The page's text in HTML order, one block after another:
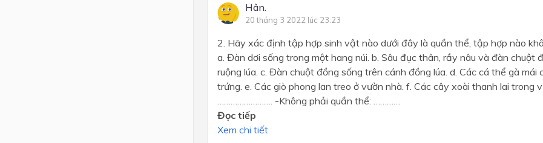
Hân.
20 tháng 3 2022 lúc 23:23
2. Hãy xác định tập hợp sinh vật nào dưới đây là quần thể, tập hợp nào
a. Đàn dơi sống trong một hang núi. b. Sâu đục thân, rầy nâu và đàn chuột
ruộng lúa. c. Đàn chuột đồng sống trên cánh đồng lúa. d. Các cá thể gà mái
trứng. e. Các giò phong lan treo ở vườn nhà. f. Các cây xoài thanh lai trong
……………………. -Không phải quần thể: …………
Đọc tiếp
Xem chi tiết